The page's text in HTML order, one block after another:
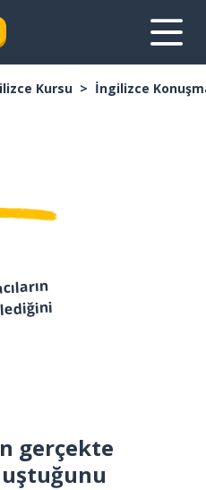
Kursu İngilizce
gerçekte